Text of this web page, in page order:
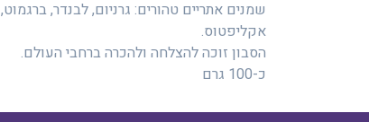
שמנים אתריים טהורים: גרניום, לבנדר, ברגמוט,
אקליפטוס.
הסבון זוכה להצלחה ולהכרה ברחבי העולם.
כ-100 גרם